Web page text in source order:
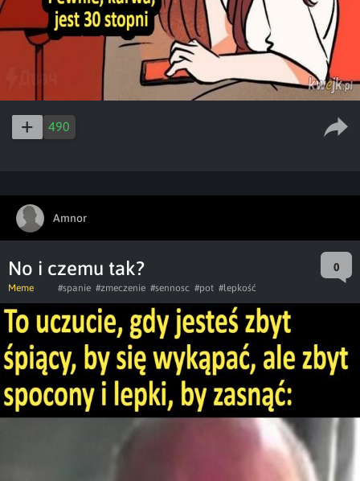
490
Amnor
No i czemu tak? 0
Meme #spanie #zmeczenie #sennosc #pot #lepkość